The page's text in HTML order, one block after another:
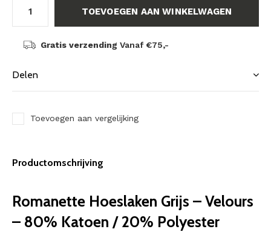
TOEVOEGEN AAN WINKELWAGEN
Gratis verzending Vanaf €75,-
Delen
Toevoegen aan vergelijking
Productomschrijving
Romanette Hoeslaken Grijs – Velours
– 80% Katoen / 20% Polyester